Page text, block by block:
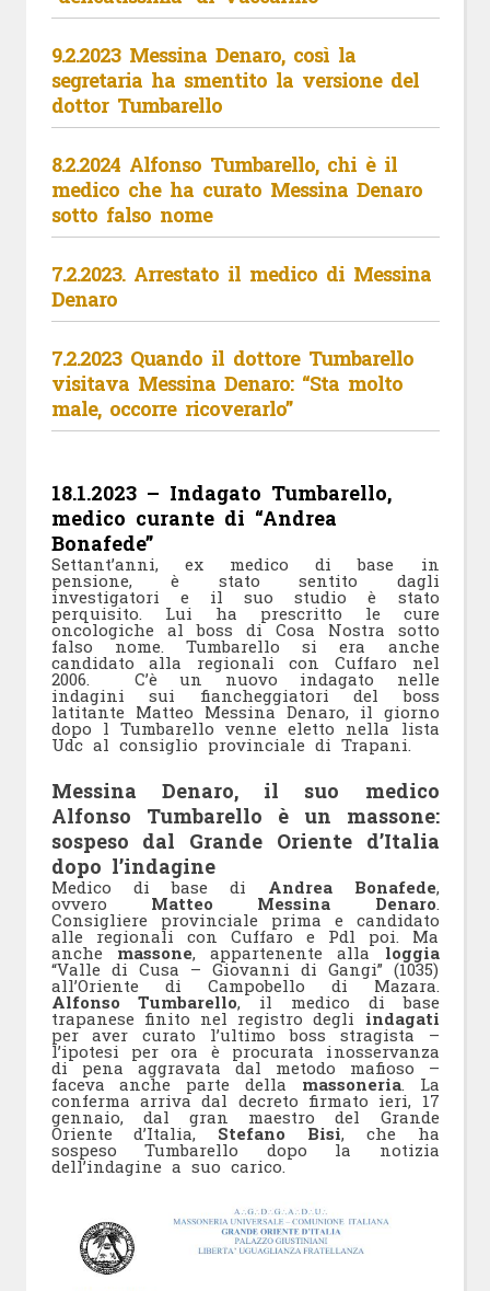
9.2.2023 Messina Denaro, così la
segretaria ha smentito la versione del
dottor Tumbarello
8.2.2024 Alfonso Tumbarello, chi è il
medico che ha curato Messina Denaro
sotto falso nome
7.2.2023. Arrestato il medico di Messina
Denaro
7.2.2023 Quando il dottore Tumbarello
visitava Messina Denaro: “Sta molto
male, occorre ricoverarlo”
18.1.2023 – Indagato Tumbarello,
medico curante di “Andrea
Bonafede”
Settant’anni, ex medico di base in
pensione, è stato sentito dagli
investigatori e il suo studio è stato
perquisito. Lui ha prescritto le cure
oncologiche al boss di Cosa Nostra sotto
falso nome. Tumbarello si era anche
candidato alla regionali con Cuffaro nel
2006. C’è un nuovo indagato nelle
indagini sui fiancheggiatori del boss
latitante Matteo Messina Denaro, il giorno
dopo l Tumbarello venne eletto nella lista
Udc al consiglio provinciale di Trapani.
Messina Denaro, il suo medico
Alfonso Tumbarello è un massone:
sospeso dal Grande Oriente d’Italia
dopo l’indagine
Medico di base di Andrea Bonafede,
ovvero Matteo Messina Denaro.
Consigliere provinciale prima e candidato
alle regionali con Cuffaro e Pdl poi. Ma
anchemassone, appartenente alla loggia
“Valle di Cusa – Giovanni di Gangi” (1035)
all’Oriente di Campobello di Mazara.
Alfonso Tumbarello, il medico di base
trapanese finito nel registro degli indagati
per aver curato l’ultimo boss stragista –
l’ipotesi per ora è procurata inosservanza
di pena aggravata dal metodo mafioso –
faceva anche parte della massoneria. La
conferma arriva dal decreto firmato ieri, 17
gennaio, dal gran maestro del Grande
Oriente d’Italia, Stefano Bisi, che ha
sospeso Tumbarello dopo la notizia
dell’indagine a suo carico.